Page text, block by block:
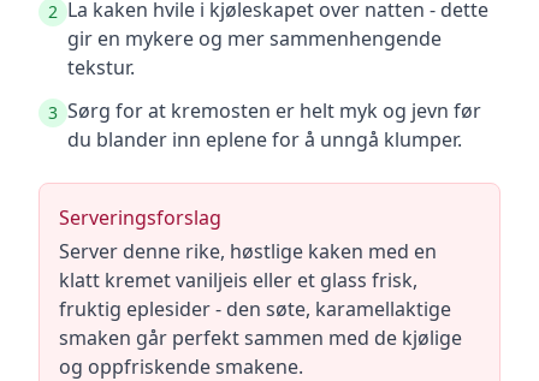
2 La kaken hvile i kjøleskapet over natten - dette
gir en mykere og mer sammenhengende
tekstur.
3 Sørg for at kremosten er helt myk og jevn før
du blander inn eplene for å unngå klumper.
Serveringsforslag
Server denne rike, høstlige kaken med en
klatt kremet vaniljeis eller et glass frisk,
fruktig eplesider - den søte, karamellaktige
smaken går perfekt sammen med de kjølige
og oppfriskende smakene.